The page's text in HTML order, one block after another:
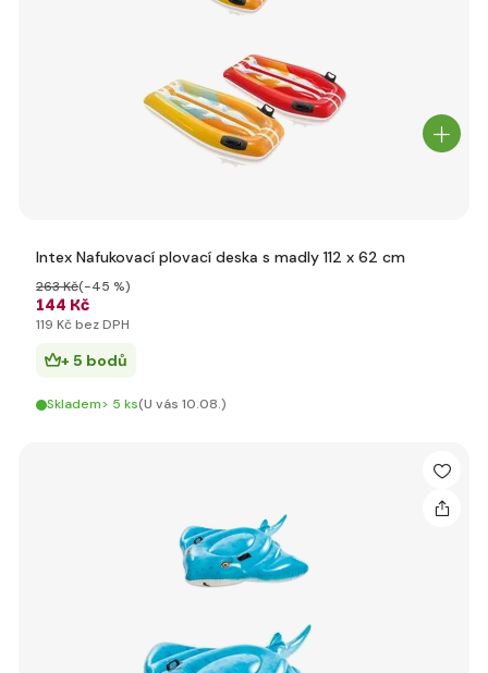
Intex Nafukovací plovací deska s madly 112 x 62 cm
144 Kč
263 Kč(-45 %)
119 Kč bez DPH
+ 5 bodů
Skladem> 5 ks(U vás 10.08.)